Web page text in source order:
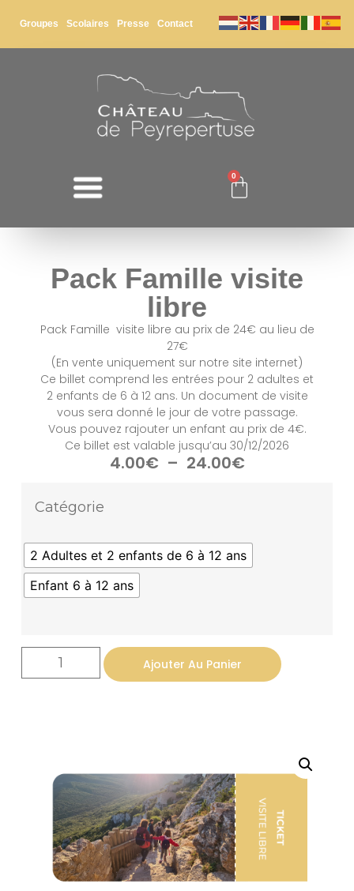
Groupes Scolaires Presse Contact
0
Pack Famille visite
libre
Pack Famille visite libre au prix de 24€ au lieu de
27€
(En vente uniquement sur notre site internet)
Ce billet comprend les entrées pour 2 adultes et
2 enfants de 6 à 12 ans. Un document de visite
vous sera donné le jour de votre passage.
Vous pouvez rajouter un enfant au prix de 4€.
Ce billet est valable jusqu’au 30/12/2026
4.00€ – 24.00€
Catégorie
2 Adultes et 2 enfants de 6 à 12 ans
Enfant 6 à 12 ans
Ajouter Au Panier